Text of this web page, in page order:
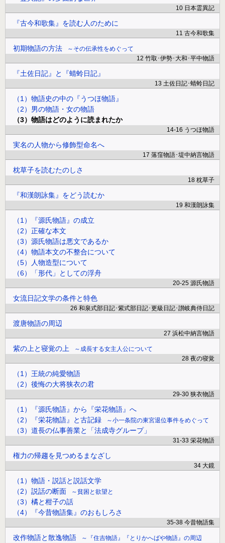
10 日本霊異記
『古今和歌集』を読む人のために
11 古今和歌集
初期物語の方法
その伝承性をめぐって
12 竹取･伊勢･大和･平中物語
『土佐日記』と『蜻蛉日記』
13 土佐日記･蜻蛉日記
（1）物語史の中の『うつほ物語』
（2）男の物語・女の物語
（3）物語はどのように読まれたか
14-16 うつほ物語
実名の人物から修飾型命名へ
17 落窪物語･堤中納言物語
枕草子を読むたのしさ
18 枕草子
『和漢朗詠集』をどう読むか
19 和漢朗詠集
（1）『源氏物語』の成立
（2）正確な本文
（3）源氏物語は悪文であるか
（4）物語本文の不整合について
（5）人物造型について
（6）「形代」としての浮舟
20-25 源氏物語
女流日記文学の条件と特色
26 和泉式部日記･紫式部日記･更級日記･讃岐典侍日記
渡唐物語の周辺
27 浜松中納言物語
紫の上と寝覚の上
成長する女主人公について
28 夜の寝覚
（1）王統の純愛物語
（2）後悔の大将狭衣の君
29-30 狭衣物語
（1）『源氏物語』から『栄花物語』へ
（2）『栄花物語』と古記録
小一条院の東宮退位事件をめぐって
（3）道長の仏事善業と「法成寺グループ」
31-33 栄花物語
権力の帰趨を見つめるまなざし
34 大鏡
（1）物語・説話と説話文学
（2）説話の断面
貧困と欲望と
（3）橘と柑子の話
（4）『今昔物語集』のおもしろさ
35-38 今昔物語集
改作物語と散逸物語
『住吉物語』『とりかへばや物語』の周辺